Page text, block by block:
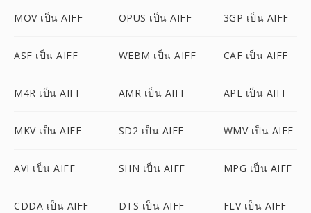
MOV เป็น AIFF OPUS เป็น AIFF 3GP เป็น AIFF
ASF เป็น AIFF WEBM เป็น AIFF CAF เป็น AIFF
M4R เป็น AIFF AMR เป็น AIFF APE เป็น AIFF
MKV เป็น AIFF SD2 เป็น AIFF WMV เป็น AIFF
AVI เป็น AIFF SHN เป็น AIFF MPG เป็น AIFF
CDDA เป็น AIFF DTS เป็น AIFF FLV เป็น AIFF